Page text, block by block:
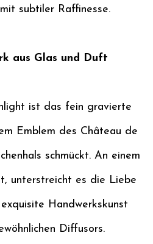
subtiler Raffinesse.
aus Glas und Duft
ist das fein gravierte
Emblem des Château de
schmückt. An einem
unterstreicht es die Liebe
Handwerkskunst
Diffusors.